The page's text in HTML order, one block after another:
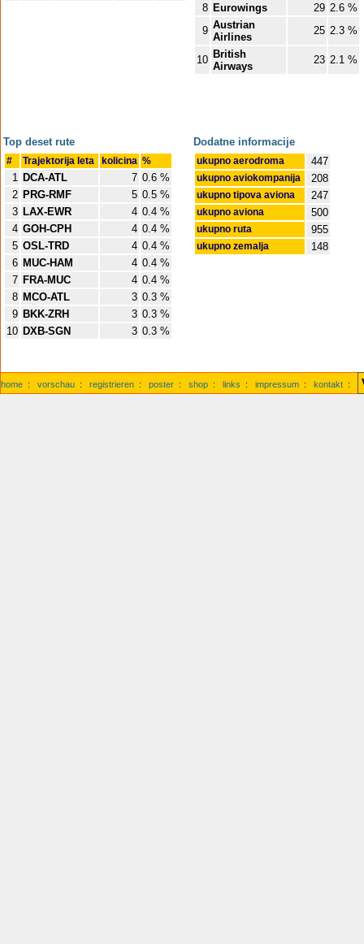
8 Eurowings 29 2.6 %
9 Austrian
Airlines
25 2.3 %
10 British
Airways
23 2.1 %
Top deset rute
# Trajektorija leta kolicina %
1 DCA-ATL 7 0.6 %
2 PRG-RMF 5 0.5 %
3 LAX-EWR 4 0.4 %
4 GOH-CPH 4 0.4 %
5 OSL-TRD 4 0.4 %
6 MUC-HAM 4 0.4 %
7 FRA-MUC 4 0.4 %
8 MCO-ATL 3 0.3 %
9 BKK-ZRH 3 0.3 %
10 DXB-SGN 3 0.3 %
Dodatne informacije
ukupno aerodroma 447
ukupno aviokompanija 208
ukupno tipova aviona 247
ukupno aviona 500
ukupno ruta 955
ukupno zemalja 148
home : vorschau : registrieren : poster : shop : links : impressum : kontakt :